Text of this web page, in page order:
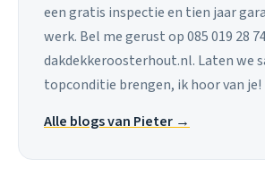
een gratis inspectie en tien jaar
werk. Bel me gerust op 085 019 28
dakdekkeroosterhout.nl. Laten we
topconditie brengen, ik hoor van je!
Alle blogs van Pieter →